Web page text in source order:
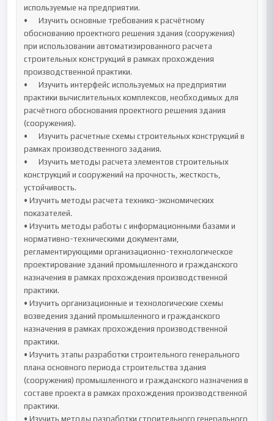
используемые на предприятии.
•	Изучить основные требования к расчётному
обоснованию проектного решения здания (сооружения)
при использовании автоматизированного расчета
строительных конструкций в рамках прохождения
производственной практики.
•	Изучить интерфейс используемых на предприятии
практики вычислительных комплексов, необходимых для
расчётного обоснования проектного решения здания
(сооружения).
•	Изучить расчетные схемы строительных конструкций в
рамках производственного задания.
•	Изучить методы расчета элементов строительных
конструкций и сооружений на прочность, жесткость,
устойчивость.
• Изучить методы расчета технико-экономических
показателей.
• Изучить методы работы с информационными базами и
нормативно-техническими документами,
регламентирующими организационно-технологическое
проектирование зданий промышленного и гражданского
назначения в рамках прохождения производственной
практики.
• Изучить организационные и технологические схемы
возведения зданий промышленного и гражданского
назначения в рамках прохождения производственной
практики.
• Изучить этапы разработки строительного генерального
плана основного периода строительства здания
(сооружения) промышленного и гражданского назначения в
составе проекта в рамках прохождения производственной
практики.
• Изучить методы разработки строительного генерального